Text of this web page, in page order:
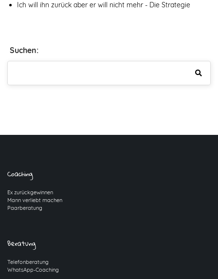
Ich will ihn zurück aber er will nicht mehr - Die Strategie
Suchen:
Coaching
Ex zurückgewinnen
Mann verliebt machen
Paarberatung
Beratung
Telefonberatung
WhatsApp-Coaching